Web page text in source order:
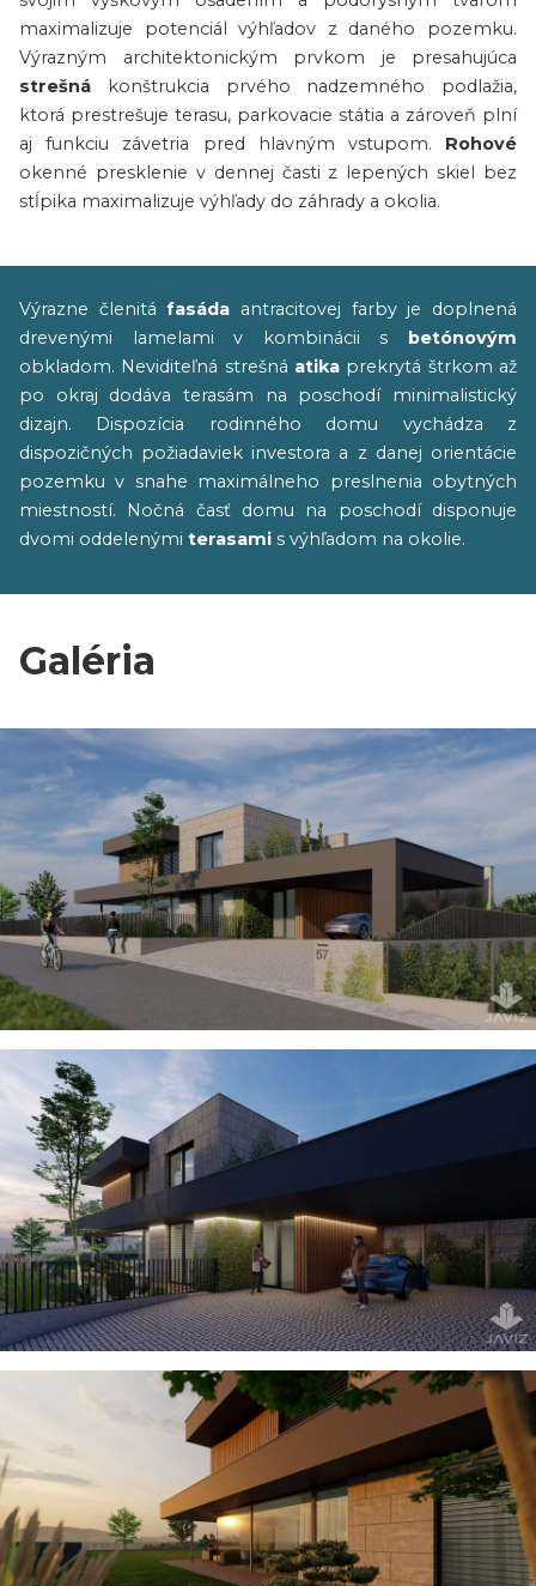
maximalizuje potenciál výhľadov z daného pozemku.
Výrazným architektonickým prvkom je presahujúca
strešná konštrukcia prvého nadzemného podlažia,
ktorá prestrešuje terasu, parkovacie státia a zároveň plní
aj funkciu závetria pred hlavným vstupom. Rohové
okenné presklenie v dennej časti z lepených skiel bez
stĺpika maximalizuje výhľady do záhrady a okolia.
Výrazne členitáfasáda antracitovej farby je doplnená
drevenými lamelami v kombinácii s betónovým
obkladom. Neviditeľná strešná atika prekrytá štrkom až
po okraj dodáva terasám na poschodí minimalistický
dizajn. Dispozícia rodinného domu vychádza z
dispozičných požiadaviek investora a z danej orientácie
pozemku v snahe maximálneho preslnenia obytných
miestností. Nočná časť domu na poschodí disponuje
dvomi oddelenými terasami s výhľadom na okolie.
Galéria